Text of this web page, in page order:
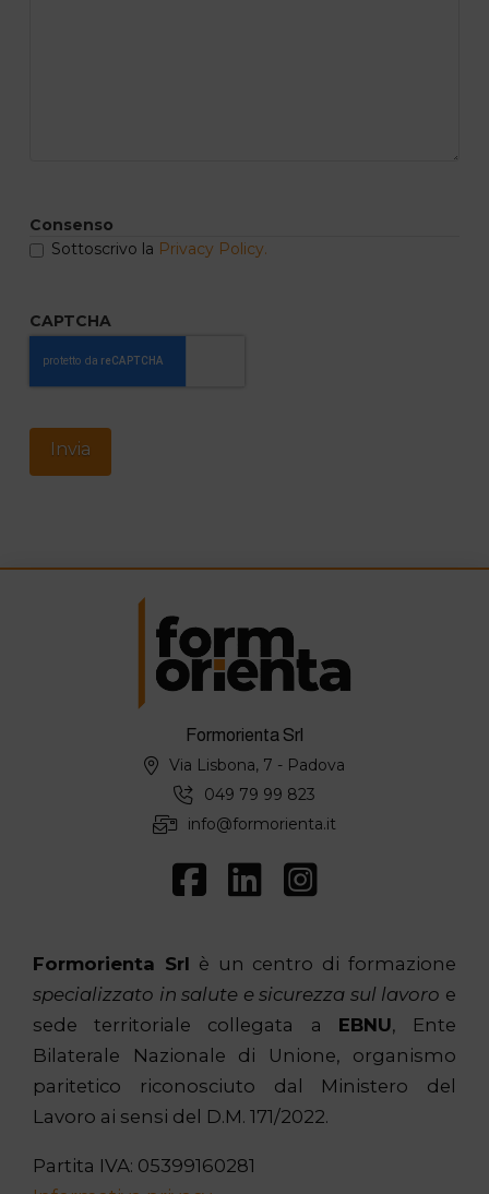
Consenso
Sottoscrivo la Privacy Policy.
CAPTCHA
Formorienta Srl
Via Lisbona, 7 - Padova
049 79 99 823
info@formorienta.it
Formorienta Srl è un centro di formazione
specializzato in salute e sicurezza sul lavoro e
sede territoriale collegata a EBNU, Ente
Bilaterale Nazionale di Unione, organismo
paritetico riconosciuto dal Ministero del
Lavoro ai sensi del D.M. 171/2022.
Partita IVA: 05399160281